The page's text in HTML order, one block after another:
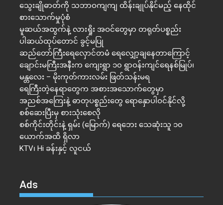
သွေးချိုဓာတ်ကို သဘာဝကျကျ ထိန်းချုပ်နိုင်မည့် နေထိုင်
စားသောက်မှုပုံစံ
မူဆယ်အထွက်နဲ့ လားရှိုး အဝင်တွေမှာ တရုတ်ပစ္စည်း
ပါဆယ်ထုပ်တောင် ခွင့်မပြု
ဆည်တော်ကြီးရေလှောင်တမံ ရေလျှော့ချနေတာကြောင့်
ချောင်းမကြီးအနီးက ကျေးရွာ ၁၀ ရွာဝန်းကျင်ရေနစ်မြုပ်၊
မန္တလေး – မိုးကုတ်ကားလမ်း ဖြတ်သန်းမရ
ရေကြီးတဲ့​နေရာ​တွေက အစားအသောက်တွေမှာ
အညစ်အကြေးနဲ့ ဓာတုပစ္စည်းတွေ ရောနှောပါဝင်နိုင်လို့
စစ်ဆေးပြီးမှ စားသုံးစေလို
စစ်ကိုင်းတိုင်းနဲ့ ရှမ်း (မြောက်) ရေဘေး သေဆုံးသူ ၁၀
ယောက်အထိ ရှိလာ
KTV၊ Hi ခန်းနှင့် လူငယ်
Ads